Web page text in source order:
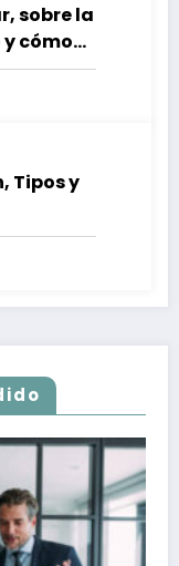
sobre la
cómo
Tipos y